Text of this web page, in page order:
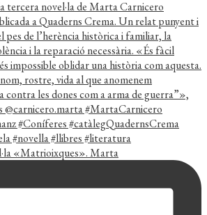
«Matrioixques». Marta